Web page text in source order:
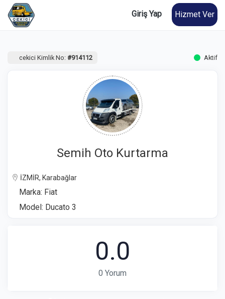
Giriş Yap Hizmet Ver
cekici Kimlik No: #914112 Aktif
Semih Oto Kurtarma
İZMİR, Karabağlar
Marka: Fiat
Model: Ducato 3
0.0
0 Yorum